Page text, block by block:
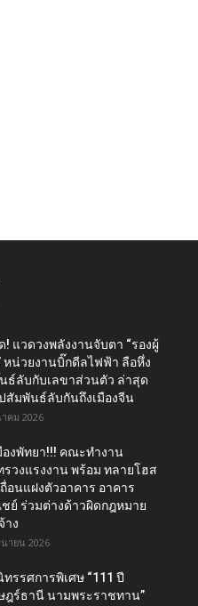
! แวดวงพลังงานจับตา “รองผู้
หน่วยงานบิ๊กดีลไฟฟ้า ลือหึ่ง
ธ์ลับกับเลขาส่วนตัว ล่าสุด
สัมพันธ์ลับกันถึงเมืองจีน
คม 2026
องพัทยา!!! คณะทำงาน
รวงแรงงาน พร้อม ทลายโฮส
ถื่อนแฝงตัวอาคาร อาคาร
ย์ ร่วมต่างด้าวผิดกฎหมาย
าง
ายน 2026
ทรรศการพิเศษ “111 ปี
ฎร์ธานี นามพระราชทาน”